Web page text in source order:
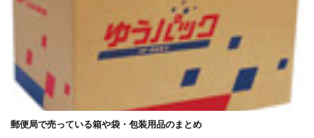
郵便局で売っている箱や袋・包装用品のまとめ